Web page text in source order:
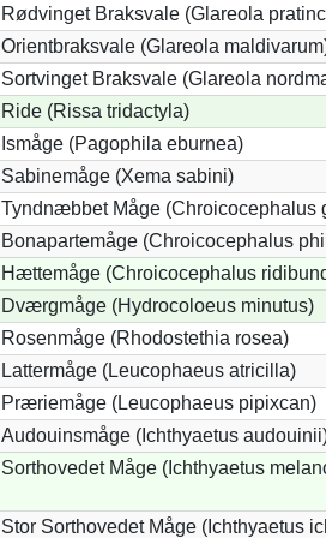
Rødvinget Braksvale (Glareola
Orientbraksvale (Glareola
Sortvinget Braksvale (Glareola
Ride (Rissa tridactyla)
Ismåge (Pagophila eburnea)
Sabinemåge (Xema sabini)
Tyndnæbbet Måge (Chroicocephalus
Bonapartemåge (Chroicocephalus
Hættemåge (Chroicocephalus
Dværgmåge (Hydrocoloeus minutus)
Rosenmåge (Rhodostethia rosea)
Lattermåge (Leucophaeus atricilla)
Præriemåge (Leucophaeus pipixcan)
Audouinsmåge (Ichthyaetus
Sorthovedet Måge (Ichthyaetus
Stor Sorthovedet Måge (Ichthyaetus